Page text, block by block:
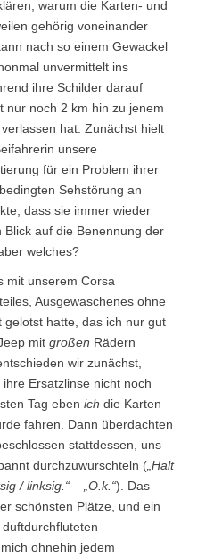
warum die Karten- und
gehörig voneinander
nach so einem Gewackel
unvermittelt ins
ihre Schilder darauf
nur noch 2 km hin zu jenem
hat. Zunächst hielt
unsere
für ein Problem ihrer
Sehstörung an
dass sie immer wieder
auf die Benennung der
welches?
mit unserem Corsa
Ausgewaschenes ohne
gelotst hatte, das ich nur gut
mit großen Rädern
wir zunächst,
Ersatzlinse nicht noch
Tag eben ich die Karten
fahren. Dann überdachten
stattdessen, uns
durchzuwurschteln ( „Halt
/ linksig.“ – „O.k.“). Das
schönsten Plätze, und ein
ohnehin jedem